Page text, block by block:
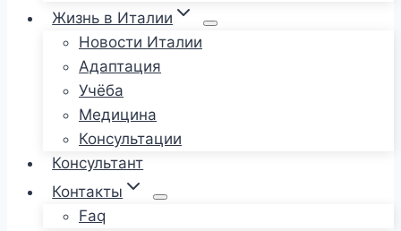
Жизнь в Италии
Новости Италии
Адаптация
Учёба
Медицина
Консультации
Консультант
Контакты
Faq